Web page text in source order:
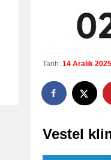
Tarih: 14 Aralık 2025
Vestel